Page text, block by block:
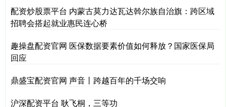
配资炒股票平台 内蒙古莫力达瓦达斡尔族自治旗：跨区域
招聘会搭起就业惠民连心桥
趣操盘配资官网 医保数据要素价值如何释放？国家医保局
回应
鼎盛宝配资官网 声音丨跨越百年的千场交响
沪深配资平台 耿飞桐，三等功